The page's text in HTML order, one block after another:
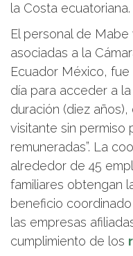
la Costa ecuatoriana.
El personal de
asociadas a la
Ecuador México,
día para acceder a
duración (diez años),
visitante sin permiso
remuneradas”. La
alrededor de 45
familiares obtengan
beneficio
las empresas
cumplimiento de los